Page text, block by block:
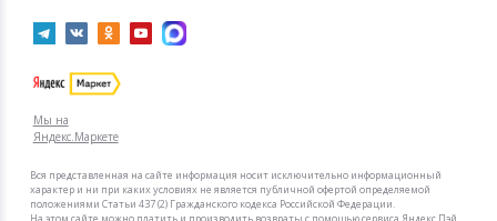
Мы на
Яндекс.Маркете
Вся представленная на сайте информация носит исключительно информационный
характер и ни при каких условиях не является публичной офертой определяемой
положениями Статьи 437 (2) Гражданского кодекса Российской Федерации.